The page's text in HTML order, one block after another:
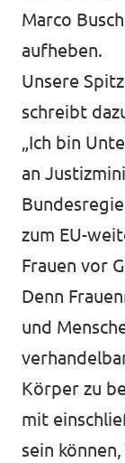
Marco
aufheben.
Unsere
schreibt
„Ich bin
an
zum EU-
Frauen vor
Denn
und
Körper zu
mit
sein